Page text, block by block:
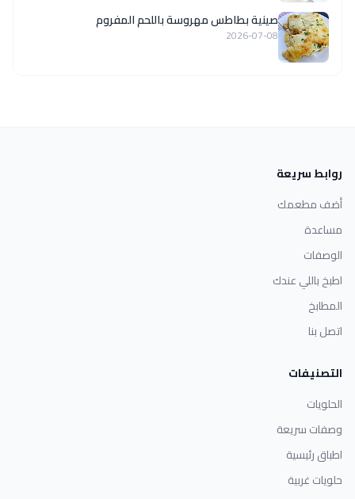
صينية بطاطس مهروسة باللحم المفروم
2026-07-08
روابط سريعة
أضف مطعمك
مساعدة
الوصفات
اطبخ باللي عندك
المطابخ
اتصل بنا
التصنيفات
الحلويات
وصفات سريعة
اطباق رئيسية
حلويات غربية